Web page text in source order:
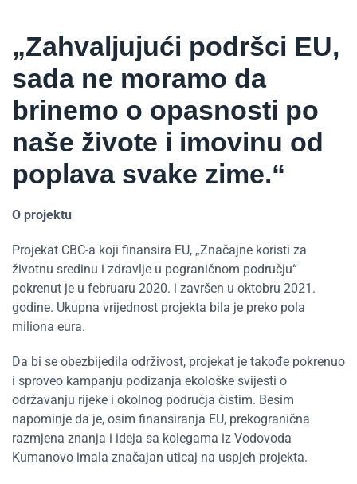
„Zahvaljujući podršci EU,
sada ne moramo da
brinemo o opasnosti po
naše živote i imovinu od
poplava svake zime.“
O projektu
Projekat CBC-a koji finansira EU, „Značajne koristi za
životnu sredinu i zdravlje u pograničnom području“
pokrenut je u februaru 2020. i završen u oktobru 2021.
godine. Ukupna vrijednost projekta bila je preko pola
miliona eura.
Da bi se obezbijedila održivost, projekat je takođe pokrenuo
i sproveo kampanju podizanja ekološke svijesti o
održavanju rijeke i okolnog područja čistim. Besim
napominje da je, osim finansiranja EU, prekogranična
razmjena znanja i ideja sa kolegama iz Vodovoda
Kumanovo imala značajan uticaj na uspjeh projekta.